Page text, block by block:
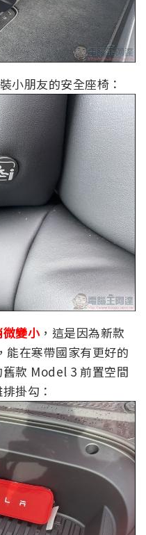
小朋友的安全座椅：
變小，這是因為新款
在寒帶國家有更好的
款 Model 3 前置空間
掛勾：